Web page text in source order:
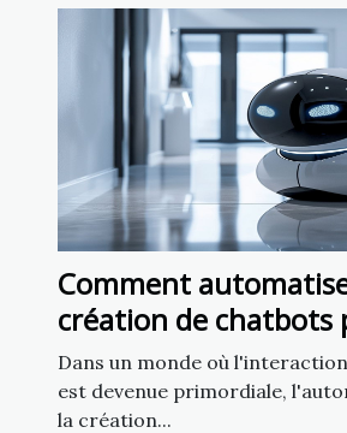
Comment
création de chatbots
améliorer
Dans un monde où
est devenue primordiale,
la création...